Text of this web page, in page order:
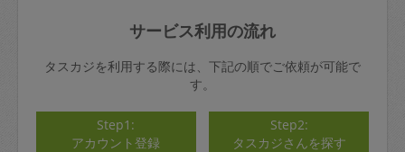
サービス利用の流れ
タスカジを利用する際には、下記の順でご依頼が可能で
す。
Step1:
アカウント登録
Step2:
タスカジさんを探す